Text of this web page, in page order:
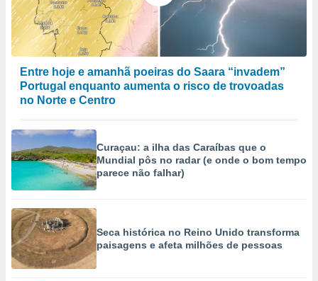
Entre hoje e amanhã poeiras do Saara “invadem”
Portugal enquanto aumenta o risco de trovoadas
no Norte e Centro
Curaçau: a ilha das Caraíbas que o
Mundial pôs no radar (e onde o bom tempo
parece não falhar)
Seca histórica no Reino Unido transforma
paisagens e afeta milhões de pessoas